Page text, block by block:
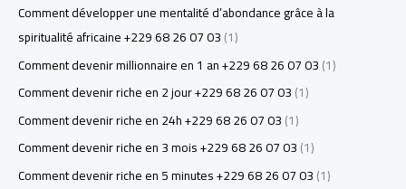
Comment développer une mentalité d’abondance grâce à la
spiritualité africaine +229 68 26 07 03(1)
Comment devenir millionnaire en 1 an +229 68 26 07 03(1)
Comment devenir riche en 2 jour +229 68 26 07 03(1)
Comment devenir riche en 24h +229 68 26 07 03(1)
Comment devenir riche en 3 mois +229 68 26 07 03(1)
Comment devenir riche en 5 minutes +229 68 26 07 03(1)